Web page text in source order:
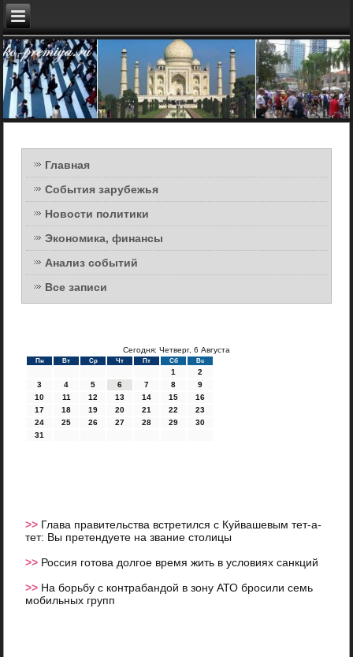
Главная
События зарубежья
Новости политики
Экономика, финансы
Анализ событий
Все записи
Сегодня: Четверг, 6 Августа
Пн Вт Ср Чт Пт Сб Вс
1
2
3
4 5 6 7 8
9
10
11 12 13 14 15
16
17
18 19 20 21 22
23
24
25 26 27 28 29
30
31
>> Глава правительства встретился с Куйвашевым тет-а-
тет: Вы претендуете на звание столицы
>> Россия готова долгое время жить в условиях санкций
>> На борьбу с контрабандой в зону АТО бросили семь
мобильных групп